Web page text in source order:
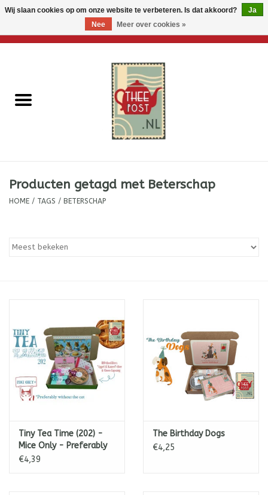
Losse thee
Shop-in-Shop
Tisanes (Rooibos, Kruiden &
Specerijen)
Producten getagd met Beterschap
HOME / TAGS / BETERSCHAP
Tiny Tea Time (202) -
Mice Only - Preferably
without the Cat
€4,39
The Birthday Dogs
€4,25
Wij slaan cookies op om onze website te verbeteren. Is dat akkoord?
Ja
Nee
Meer over cookies »